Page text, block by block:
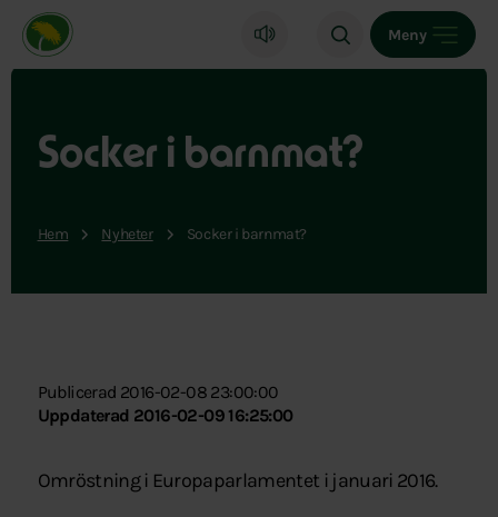
Miljöpartiet de gröna, startsida
Meny
Socker i barnmat?
Hem Nyheter Socker i barnmat?
Publicerad 2016-02-08 23:00:00
Uppdaterad 2016-02-09 16:25:00
Omröstning i Europaparlamentet i januari 2016.